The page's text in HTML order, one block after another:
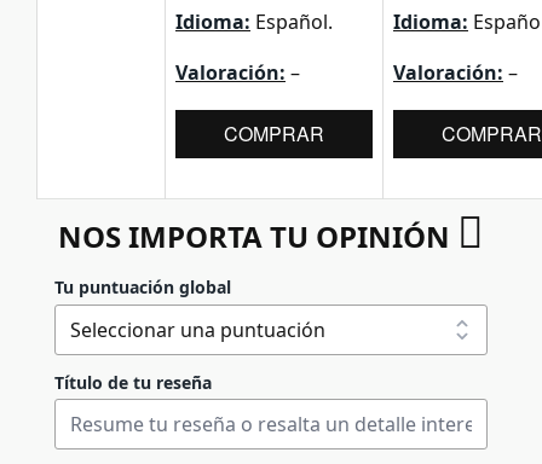
Idioma: Español.
Valoración: –
COMPRAR
Idioma:
Valoración: –
COMPRAR
NOS IMPORTA TU OPINIÓN
Tu puntuación global
Título de tu reseña